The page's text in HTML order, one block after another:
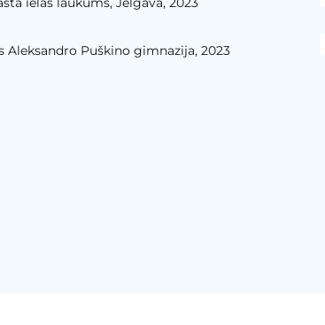
Aleksandro Puškino gimnazija, 2023